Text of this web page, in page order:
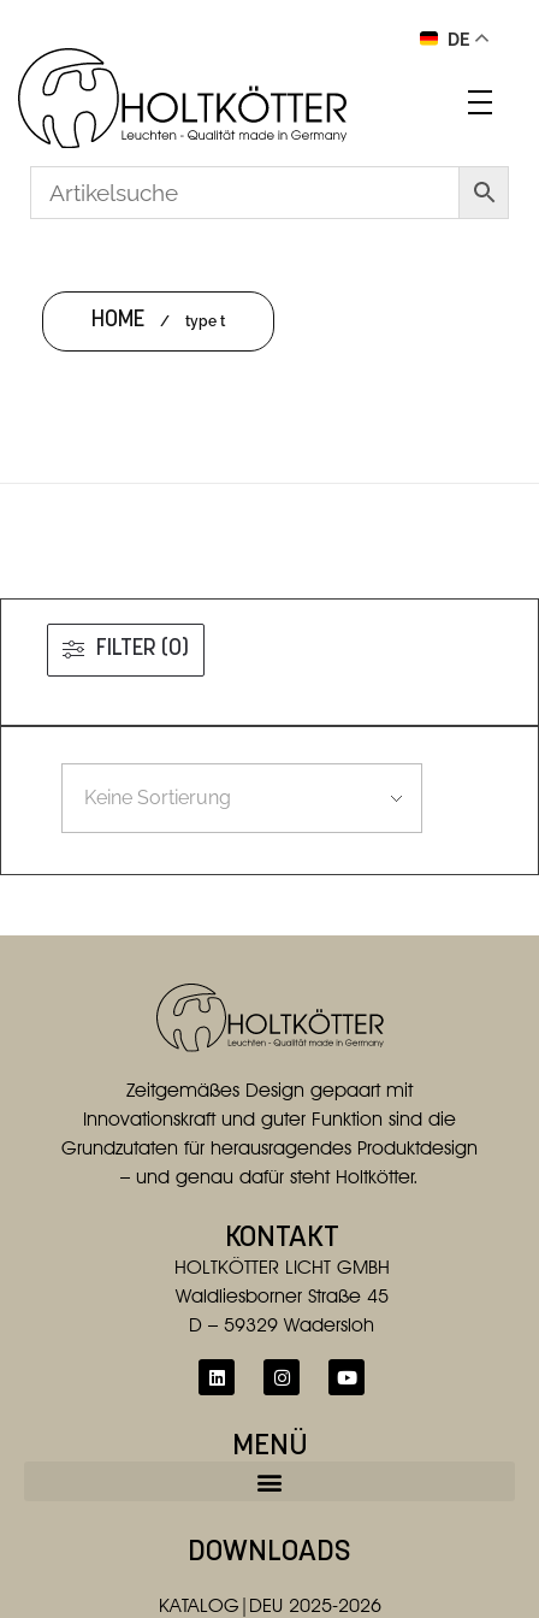
DE
HOME / type t
FILTER (0)
Zeitgemäßes Design gepaart mit
Innovationskraft und guter Funktion sind die
Grundzutaten für herausragendes Produktdesign
– und genau dafür steht Holtkötter.
KONTAKT
HOLTKÖTTER LICHT GMBH
Waldliesborner Straße 45
D – 59329 Wadersloh
MENÜ
DOWNLOADS
KATALOG|DEU 2025-2026